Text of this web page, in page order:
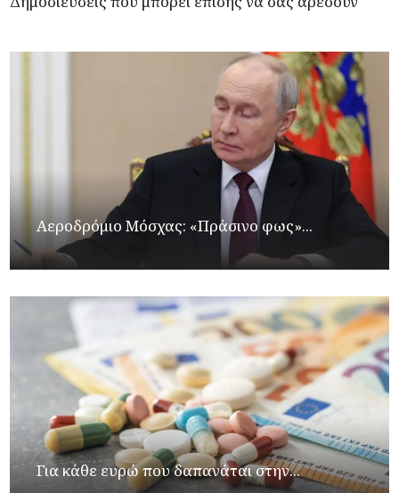
Αεροδρόμιο Μόσχας: «Πράσινο φως»...
Για κάθε ευρώ που δαπανάται στην...